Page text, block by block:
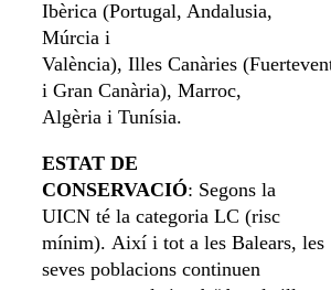
Ibèrica (Portugal, Andalusia,
Múrcia i
València), Illes Canàries
i Gran Canària), Marroc,
Algèria i Tunísia.
ESTAT DE
CONSERVACIÓ: Segons la
UICN té la categoria LC (risc
mínim). Així i tot a les Balears, les
seves poblacions continuen